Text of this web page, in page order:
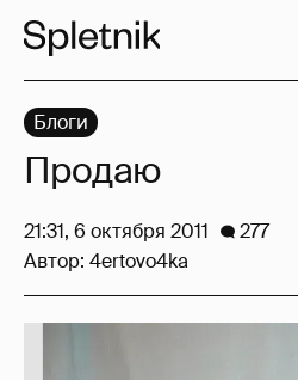
Блоги
Продаю
21:31, 6 октября 2011
277
Автор: 4ertovo4ka